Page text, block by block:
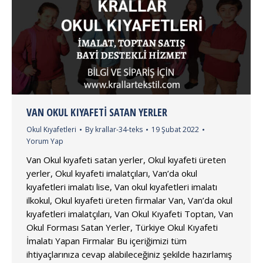
VAN OKUL KIYAFETI SATAN YERLER
Okul Kıyafetleri By krallar-34-teks
19 Şubat 2022
Yorum Yap
Van Okul kıyafeti satan yerler, Okul kıyafeti üreten
yerler, Okul kıyafeti imalatçıları, Van’da okul
kıyafetleri imalatı lise, Van okul kıyafetleri imalatı
ilkokul, Okul kıyafeti üreten firmalar Van, Van’da okul
kıyafetleri imalatçıları, Van Okul Kıyafeti Toptan, Van
Okul Forması Satan Yerler, Türkiye Okul Kıyafeti
İmalatı Yapan Firmalar Bu içeriğimizi tüm
ihtiyaçlarınıza cevap alabileceğiniz şekilde hazırlamış